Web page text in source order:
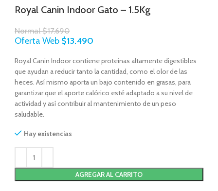
Royal Canin Indoor Gato – 1.5Kg
Normal$17.690
Oferta Web $13.490
Royal Canin Indoor contiene proteínas altamente digestibles
que ayudan a reducir tanto la cantidad, como el olor de las
heces. Así mismo aporta un bajo contenido en grasas, para
garantizar que el aporte calórico esté adaptado a su nivel de
actividad y así contribuir al mantenimiento de un peso
saludable.
Hay existencias
AGREGAR AL CARRITO